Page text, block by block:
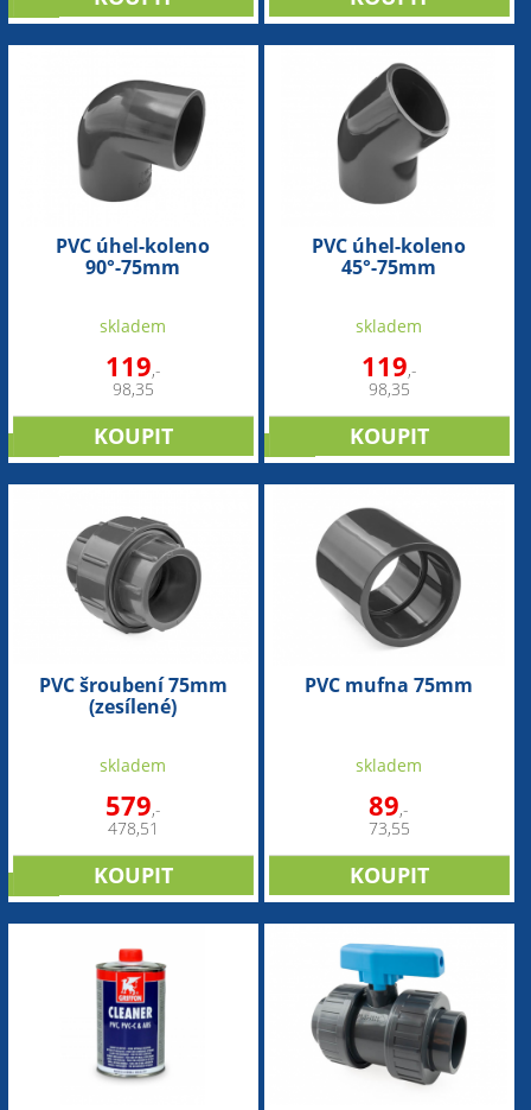
PVC úhel-koleno
90°-75mm
skladem
119,-
98,35
PVC úhel-koleno
45°-75mm
skladem
119,-
98,35
PVC šroubení 75mm
(zesílené)
skladem
579,-
478,51
PVC mufna 75mm
skladem
89,-
73,55